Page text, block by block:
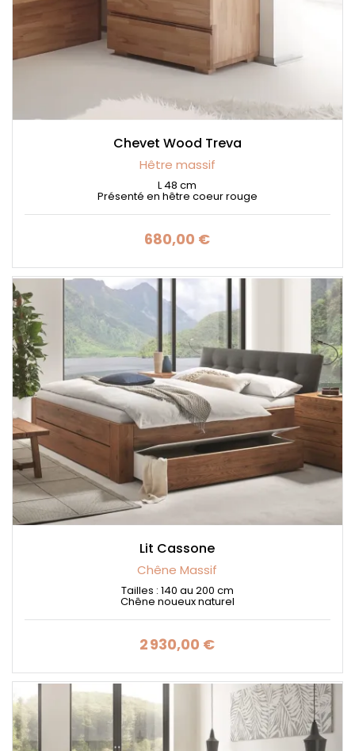
Chevet Wood Treva
Hêtre massif
L 48 cm
Présenté en hêtre coeur rouge
Prix
680,00 €
Lit Cassone
Chêne Massif
Tailles : 140 au 200 cm
Chêne noueux naturel
Prix
2 930,00 €